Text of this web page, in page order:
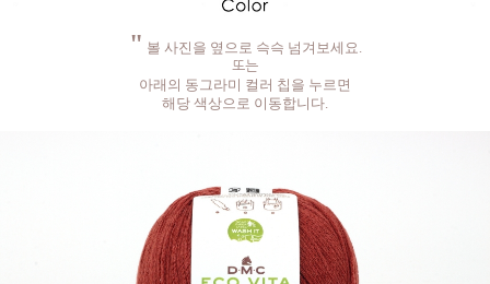
" 볼 사진을 옆으로 슥슥 넘겨보세요.
또는
아래의 동그라미 컬러 칩을 누르면
해당 색상으로 이동합니다.